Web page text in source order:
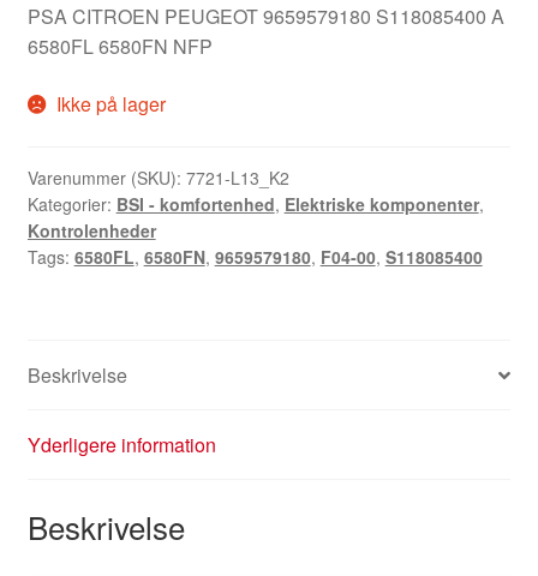
PSA CITROEN PEUGEOT 9659579180 S118085400 A
6580FL 6580FN NFP
Ikke på lager
Varenummer (SKU): 7721-L13_K2
Kategorier: BSI - komfortenhed, Elektriske komponenter,
Kontrolenheder
Tags: 6580FL, 6580FN, 9659579180, F04-00, S118085400
Beskrivelse
Yderligere information
Beskrivelse